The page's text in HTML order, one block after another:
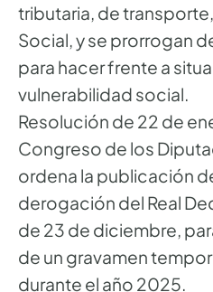
tributaria, de
Social, y se prorrogan
para hacer frente a
vulnerabilidad social.
Resolución de 22 de
Congreso de los
ordena la publicación
derogación del Real
de 23 de diciembre,
de un gravamen
durante el año 2025.